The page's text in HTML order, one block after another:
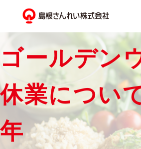
ゴールデン
休業につい
年